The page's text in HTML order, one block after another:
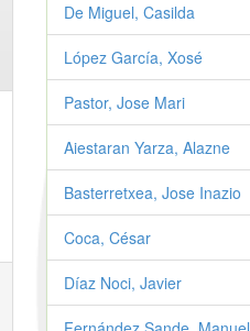
De Miguel, Casilda
López García, Xosé
Pastor, Jose Mari
Aiestaran Yarza, Alazne
Basterretxea, Jose Inazio
Coca, César
Díaz Noci, Javier